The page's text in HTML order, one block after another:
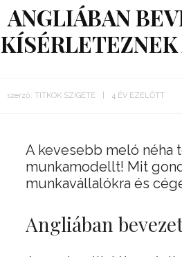
ANGLIÁBAN
szerző: TITKOK SZIGETE 4 ÉV EZELŐTT
A kevesebb meló néha
munkamodellt! Mit
munkavállalókra és
Angliában